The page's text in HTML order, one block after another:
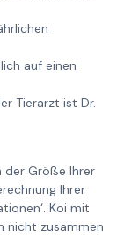
auf einen
Tierarzt ist Dr.
der Größe Ihrer
Ihrer
Koi mit
nicht zusammen